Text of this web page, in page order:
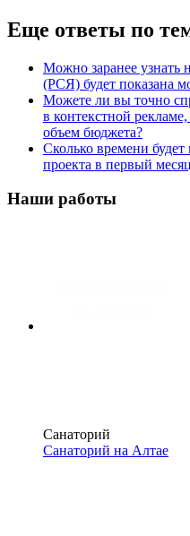
Еще ответы по
Можно заранее узнать
(РСЯ) будет показана
Можете ли вы точно
в контекстной
объем бюджета?
Сколько времени будет
проекта в первый
Наши работы
Санаторий
Санаторий на Алтае